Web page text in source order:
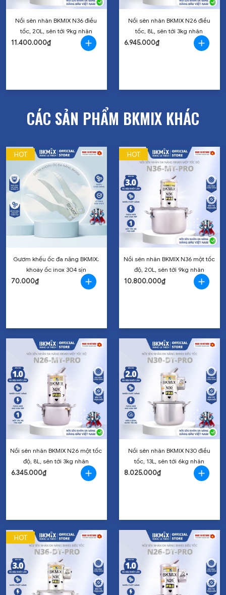
Nồi sên nhân BKMIX N36 điều
tốc, 20L, sên tới 9kg nhân
11.400.000₫
Nồi sên nhân BKMIX N26 điều
tốc, 8L, sên tới 3kg nhân
6.945.000₫
CÁC SẢN PHẨM BKMIX KHÁC
HOT
Gươm khều ốc đa năng BKMIX;
khoáy ốc inox 304 sịn
70.000₫
HOT
Nồi sên nhân BKMIX N36 một tốc
độ, 20L, sên tới 9kg nhân
10.800.000₫
Nồi sên nhân BKMIX N26 một tốc
độ, 8L, sên tới 3kg nhân
6.345.000₫
Nồi sên nhân BKMIX N30 điều
tốc, 13L, sên tới 6kg nhân
8.025.000₫
HOT